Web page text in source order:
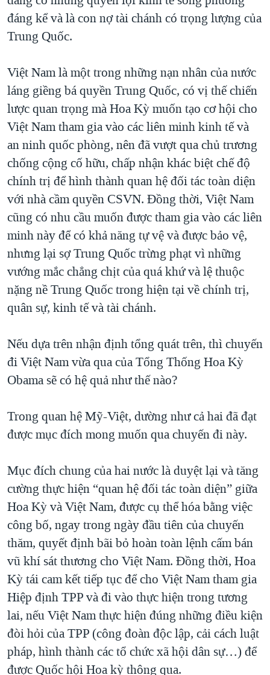
đáng kể và là con nợ tài chánh có trọng lượng của
Trung Quốc.
Việt Nam là một trong những nạn nhân của nước
láng giềng bá quyền Trung Quốc, có vị thế chiến
lược quan trọng mà Hoa Kỳ muốn tạo cơ hội cho
Việt Nam tham gia vào các liên minh kinh tế và
an ninh quốc phòng, nên đã vượt qua chủ trương
chống cộng cố hữu, chấp nhận khác biệt chế độ
chính trị để hình thành quan hệ đối tác toàn diện
với nhà cầm quyền CSVN. Đồng thời, Việt Nam
cũng có nhu cầu muốn được tham gia vào các liên
minh này để có khả năng tự vệ và được bảo vệ,
nhưng lại sợ Trung Quốc trừng phạt vì những
vướng mắc chẳng chịt của quá khứ và lệ thuộc
nặng nề Trung Quốc trong hiện tại về chính trị,
quân sự, kinh tế và tài chánh.
Nếu dựa trên nhận định tổng quát trên, thì chuyến
đi Việt Nam vừa qua của Tổng Thống Hoa Kỳ
Obama sẽ có hệ quả như thế nào?
Trong quan hệ Mỹ-Việt, dường như cả hai đã đạt
được mục đích mong muốn qua chuyến đi này.
Mục đích chung của hai nước là duyệt lại và tăng
cường thực hiện “quan hệ đối tác toàn diện” giữa
Hoa Kỳ và Việt Nam, được cụ thể hóa bằng việc
công bố, ngay trong ngày đầu tiên của chuyến
thăm, quyết định bãi bỏ hoàn toàn lệnh cấm bán
vũ khí sát thương cho Việt Nam. Đồng thời, Hoa
Kỳ tái cam kết tiếp tục để cho Việt Nam tham gia
Hiệp định TPP và đi vào thực hiện trong tương
lai, nếu Việt Nam thực hiện đúng những điều kiện
đòi hỏi của TPP (công đoàn độc lập, cải cách luật
pháp, hình thành các tổ chức xã hội dân sự…) để
được Quốc hội Hoa kỳ thông qua.